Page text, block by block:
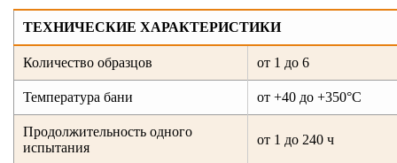
ТЕХНИЧЕСКИЕ ХАРАКТЕРИСТИКИ
Количество образцов от 1 до 6
Температура бани от +40 до +350°С
Продолжительность одного
испытания
от 1 до 240 ч